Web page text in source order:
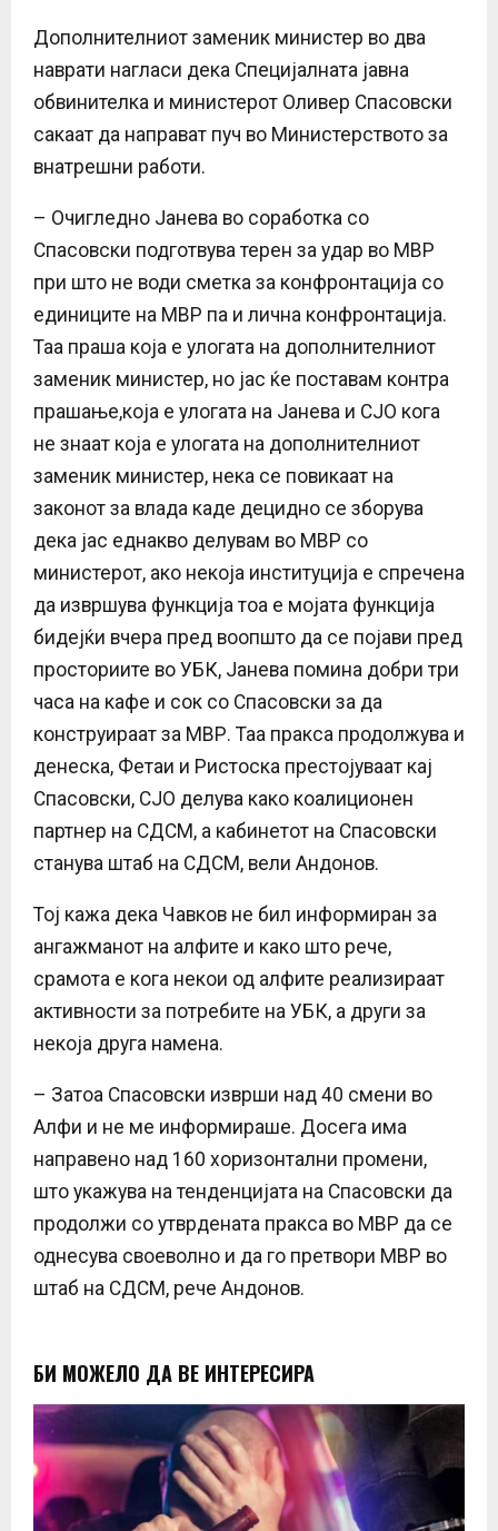
Дополнителниот заменик министер во два
наврати нагласи дека Специјалната јавна
обвинителка и министерот Оливер Спасовски
сакаат да направат пуч во Министерството за
внатрешни работи.
– Очигледно Јанева во соработка со
Спасовски подготвува терен за удар во МВР
при што не води сметка за конфронтација со
единиците на МВР па и лична конфронтација.
Таа праша која е улогата на дополнителниот
заменик министер, но јас ќе поставам контра
прашање,која е улогата на Јанева и СЈО кога
не знаат која е улогата на дополнителниот
заменик министер, нека се повикаат на
законот за влада каде децидно се зборува
дека јас еднакво делувам во МВР со
министерот, ако некоја институција е спречена
да извршува функција тоа е мојата функција
бидејќи вчера пред воопшто да се појави пред
просториите во УБК, Јанева помина добри три
часа на кафе и сок со Спасовски за да
конструираат за МВР. Таа пракса продолжува и
денеска, Фетаи и Ристоска престојуваат кај
Спасовски, СЈО делува како коалиционен
партнер на СДСМ, а кабинетот на Спасовски
станува штаб на СДСМ, вели Андонов.
Тој кажа дека Чавков не бил информиран за
ангажманот на алфите и како што рече,
срамота е кога некои од алфите реализираат
активности за потребите на УБК, а други за
некоја друга намена.
– Затоа Спасовски изврши над 40 смени во
Алфи и не ме информираше. Досега има
направено над 160 хоризонтални промени,
што укажува на тенденцијата на Спасовски да
продолжи со утврдената пракса во МВР да се
однесува своеволно и да го претвори МВР во
штаб на СДСМ, рече Андонов.
БИ МОЖЕЛО ДА ВЕ ИНТЕРЕСИРА